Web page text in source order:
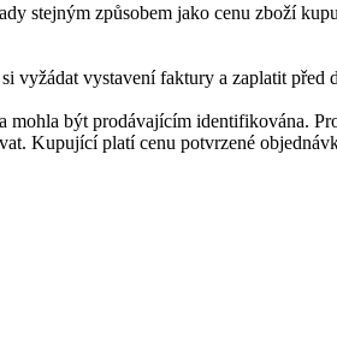
stejným způsobem jako cenu zboží
vyžádat vystavení faktury a zaplatit před
mohla být prodávajícím identifikována.
Kupující platí cenu potvrzené